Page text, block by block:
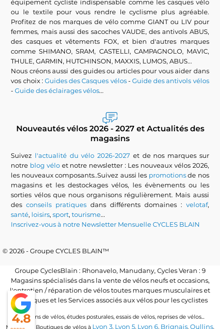
équipement cycliste indispensable comme les casques vélo
ou le textile pour vous rendre le cyclisme plus agréable.
Profitez de nos marques de vélo comme GIANT ou LIV pour
femmes, mais aussi des sacoches VAUDE, des antivols ABUS,
des casques et vêtements FOX, et bien d'autres marques
comme SHIMANO, SRAM, CASTELLI, CAMPAGNOLO, MAVIC,
THULE, GARMIN, HUTCHINSON, MAXXIS, LUMOS, ABUS...
Nous créons aussi des guides ou articles pour vous aider dans
vos choix :Guides des Casques vélos-Guide des antivols vélos
-Guide des éclairages vélos...
Nouveautés vélos 2026 - 2027 et Actualités des
magasins
Suivez l'actualité du vélo 2026-2027 et de nos marques sur
notre blog véloet notre newsletter : Les nouveaux vélos 2026,
les nouveaux composants..Suivez aussi les promotionsde nos
magasins et les destockages vélos, les évènements ou les
sorties vélos que nous organisons régulièrement. Mais aussi
desconseils pratiques dans différents domaines : velotaf,
santé, loisirs,sport,tourisme...
Inscrivez-vous à notre Newsletter Mensuelle CYCLES BLAIN
© 2026 - Groupe CYCLES BLAIN™
Groupe CyclesBlain : Rhonavelo, Manudany, Cycles Veran : 9
Magasins spécialisés dans la vente de vélos neufs et occasions,
l'entretien / réparation de vélos toutes marques musculaires et
électriques et les Services associés aux vélos pour les cyclistes
Locations de vélos, études posturales, essais de vélos, reprises de vélos...
Magasins / Boutiques de vélos à Lyon 3, Lyon 5, Lyon 6, Brignais, Oullins,
4.8